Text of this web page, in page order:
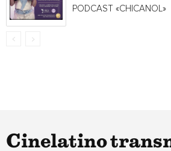
PODCAST «CHICANOL»
Cinelatino